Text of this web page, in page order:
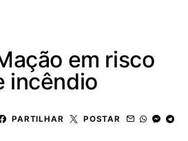
em risco
incêndio
PARTILHAR POSTAR